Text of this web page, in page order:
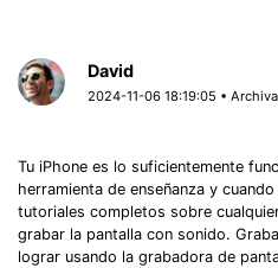
David
2024-11-06 18:19:05 •
Tu iPhone es lo suficientemente
herramienta de enseñanza y
tutoriales completos sobre
grabar la pantalla con sonido.
lograr usando la grabadora de